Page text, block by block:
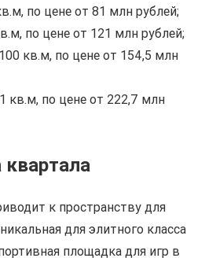
по цене от 81 млн рублей;
по цене от 121 млн рублей;
кв.м, по цене от 154,5 млн
кв.м, по цене от 222,7 млн
квартала
к пространству для
для элитного класса
площадка для игр в